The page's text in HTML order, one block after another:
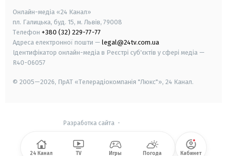
Онлайн-медіа «24 Канал»
пл. Галицька, буд. 15, м. Львів, 79008
Телефон +380 (32) 229-77-77
Адреса електронної пошти — legal@24tv.com.ua
Ідентифікатор онлайн-медіа в Реєстрі суб'єктів у сфері медіа —
R40-06057
© 2005—2026, ПрАТ «Телерадіокомпанія "Люкс"», 24 Канал.
Разработка сайта -
24 Канал TV Игры Погода Кабинет